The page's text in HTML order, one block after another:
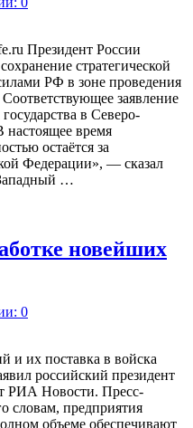
Президент России
стратегической
РФ в зоне проведения
заявление
в Северо-
настоящее время
остаётся за
Федерации», — сказал
…
новейших
0
и их поставка в войска
российский президент
РИА Новости. Пресс-
словам, предприятия
объеме обеспечивают